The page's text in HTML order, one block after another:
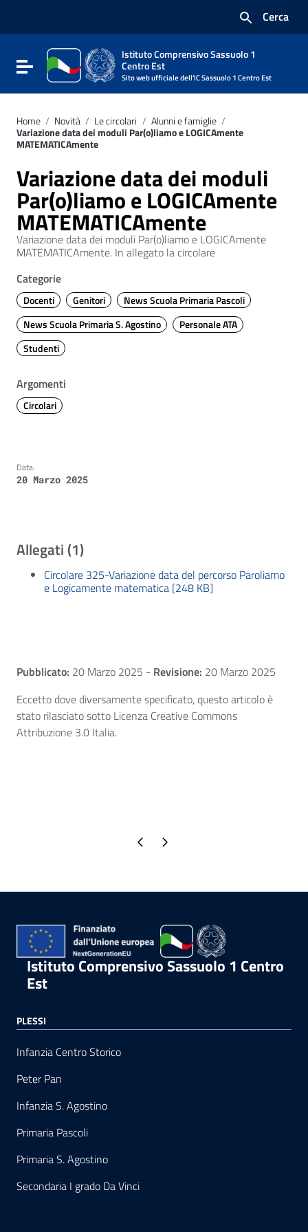
Vai al footer
Cerca
Attiva / disattiva la navigazione
Istituto Comprensivo Sassuolo 1
Centro Est
Sito web ufficiale dell'IC Sassuolo 1 Centro Est
Home / Novità / Le circolari / Alunni e famiglie /
Variazione data dei moduli Par(o)liamo e LOGICAmente
MATEMATICAmente
Variazione data dei moduli
Par(o)liamo e LOGICAmente
MATEMATICAmente
Variazione data dei moduli Par(o)liamo e LOGICAmente
MATEMATICAmente. In allegato la circolare
Categorie
Docenti Genitori
News Scuola Primaria Pascoli
News Scuola Primaria S. Agostino
Personale ATA
Studenti
Argomenti
Circolari
Data:
20 Marzo 2025
Allegati (1)
Circolare 325-Variazione data del percorso Paroliamo
e Logicamente matematica [248 KB]
Pubblicato: 20 Marzo 2025 - Revisione: 20 Marzo 2025
Eccetto dove diversamente specificato, questo articolo è
stato rilasciato sotto Licenza Creative Commons
Attribuzione 3.0 Italia.
Pagina precedente
Pagina successiva
Istituto Comprensivo Sassuolo 1 Centro
Est
PLESSI
Infanzia Centro Storico
Peter Pan
Infanzia S. Agostino
Primaria Pascoli
Primaria S. Agostino
Secondaria I grado Da Vinci